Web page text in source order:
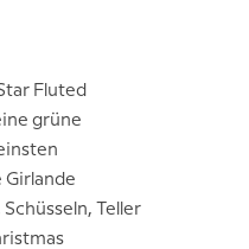
Fluted
grüne
Girlande
Teller